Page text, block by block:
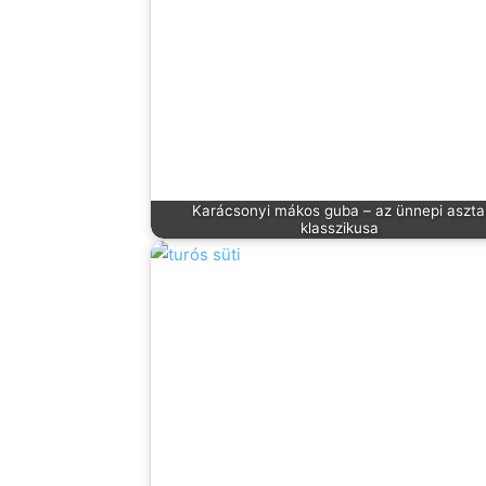
Karácsonyi mákos guba – az ünnepi
klasszikusa